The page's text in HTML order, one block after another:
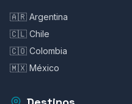
🇦🇷 Argentina
🇨🇱 Chile
🇨🇴 Colombia
🇲🇽 México